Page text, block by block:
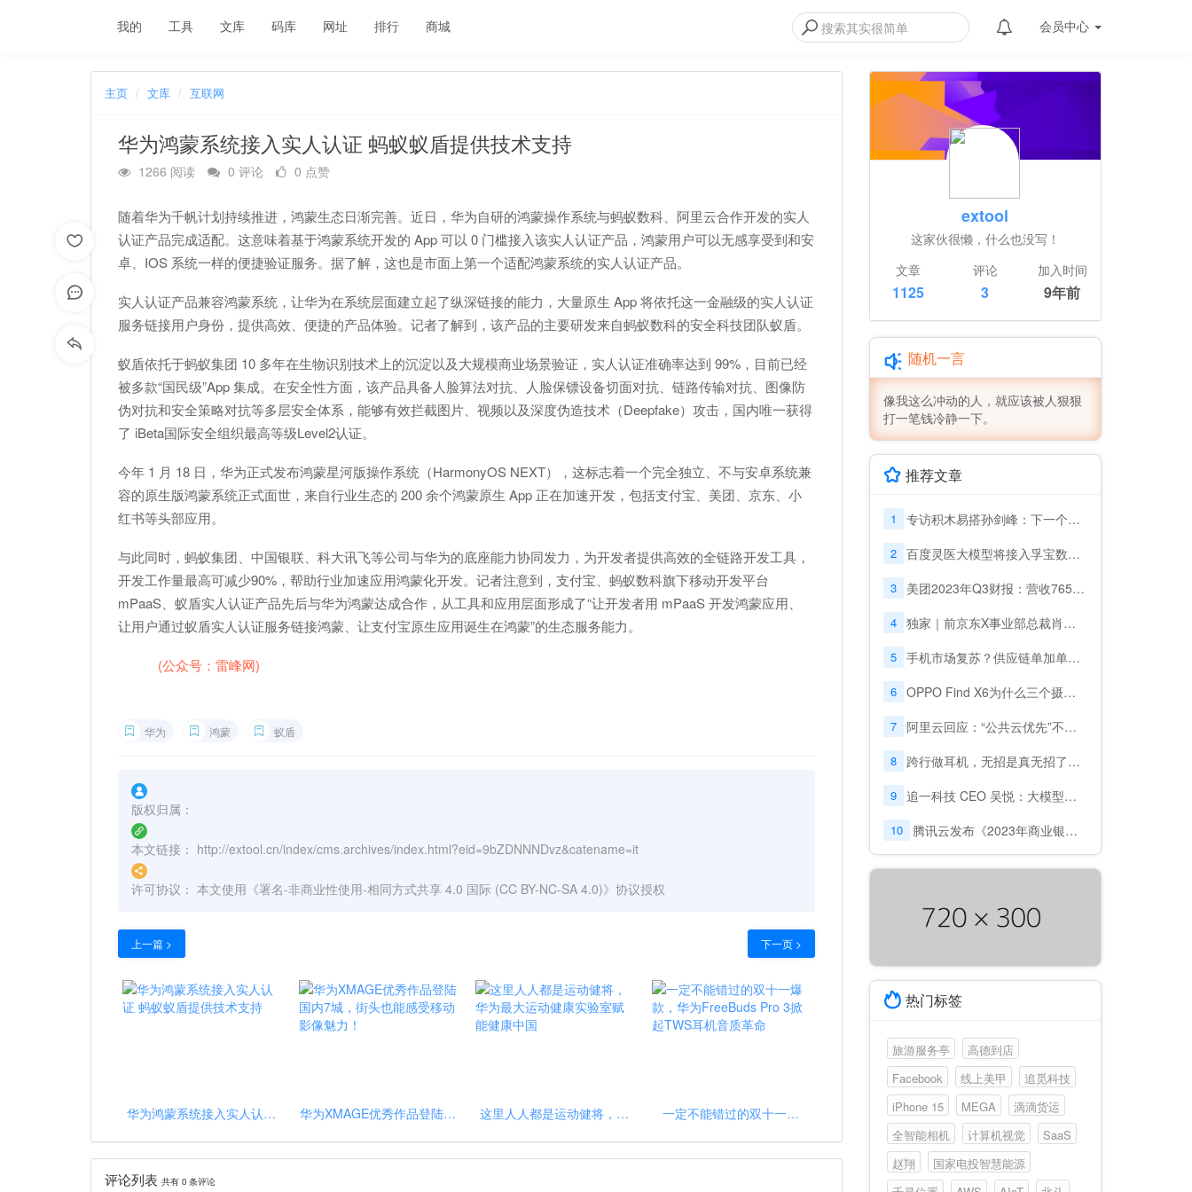
我的 工具 文库 码库 网址 排行 商城 会员中心
主页 文库 互联网
华为鸿蒙系统接入实人认证 蚂蚁蚁盾提供技术支持
1266 阅读 0 评论 0 点赞
随着华为千帆计划持续推进，鸿蒙生态日渐完善。近日，华为自研的鸿蒙操作系统与蚂蚁数科、阿里云合作开发的实人
认证产品完成适配。这意味着基于鸿蒙系统开发的 App 可以 0 门槛接入该实人认证产品，鸿蒙用户可以无感享受到和安
卓、IOS 系统一样的便捷验证服务。据了解，这也是市面上第一个适配鸿蒙系统的实人认证产品。
实人认证产品兼容鸿蒙系统，让华为在系统层面建立起了纵深链接的能力，大量原生 App 将依托这一金融级的实人认证
服务链接用户身份，提供高效、便捷的产品体验。记者了解到，该产品的主要研发来自蚂蚁数科的安全科技团队蚁盾。
蚁盾依托于蚂蚁集团 10 多年在生物识别技术上的沉淀以及大规模商业场景验证，实人认证准确率达到 99%，目前已经
被多款“国民级”App 集成。在安全性方面，该产品具备人脸算法对抗、人脸保镖设备切面对抗、链路传输对抗、图像防
伪对抗和安全策略对抗等多层安全体系，能够有效拦截图片、视频以及深度伪造技术（Deepfake）攻击，国内唯一获得
了 iBeta国际安全组织最高等级Level2认证。
今年 1 月 18 日，华为正式发布鸿蒙星河版操作系统（HarmonyOS NEXT），这标志着一个完全独立、不与安卓系统兼
容的原生版鸿蒙系统正式面世，来自行业生态的 200 余个鸿蒙原生 App 正在加速开发，包括支付宝、美团、京东、小
红书等头部应用。
与此同时，蚂蚁集团、中国银联、科大讯飞等公司与华为的底座能力协同发力，为开发者提供高效的全链路开发工具，
开发工作量最高可减少90%，帮助行业加速应用鸿蒙化开发。记者注意到，支付宝、蚂蚁数科旗下移动开发平台
mPaaS、蚁盾实人认证产品先后与华为鸿蒙达成合作，从工具和应用层面形成了“让开发者用 mPaaS 开发鸿蒙应用、
让用户通过蚁盾实人认证服务链接鸿蒙、让支付宝原生应用诞生在鸿蒙”的生态服务能力。
(公众号：雷峰网)
华为 鸿蒙 蚁盾
版权归属：
本文链接： http://extool.cn/index/cms.archives/index.html?eid=9bZDNNNDvz&catename=it
许可协议： 本文使用《署名-非商业性使用-相同方式共享 4.0 国际 (CC BY-NC-SA 4.0)》协议授权
上一篇 > 下一页 >
华为鸿蒙系统接入实人认证 华为XMAGE优秀作品登陆国
像魅力！
这里人人都是运动健将，华
健康中国
一定不能错过的双十一爆
起TWS耳机音质革命
评论列表 共有 0 条评论
extool
这家伙很懒，什么也没写！
文章
1125
评论
3
加入时间
9年前
随机一言
像我这么冲动的人，就应该被人狠狠
打一笔钱冷静一下。
推荐文章
1 专访积木易搭孙剑峰：下一个堪比“人脸识别”的机会在哪里？
2 百度灵医大模型将接入孚宝数十万台康养服务机器人，助力适老化改革
3 美团2023年Q3财报：营收765亿元 即时零售订单量增至62亿笔
4 独家｜前京东X事业部总裁肖军融资2亿，创办仓储机器人公司
5 手机市场复苏？供应链单加单，运营商重启新一轮5G补贴
6 OPPO Find X6为什么三个摄像头都是主摄？
7 阿里云回应：“公共云优先”不意味着放弃政企市场
8 跨行做耳机，无招是真无招了吗？
9 追一科技 CEO 吴悦：大模型落地，场景、成本及效果，缺一不可
10 腾讯云发布《2023年商业银行风控趋势调研报告》: 金融风控迈入“模型对抗”时代
热门标签
旅游服务亭
高德到店
Facebook
线上美甲
追觅科技
iPhone 15
MEGA
滴滴货运
全智能相机
计算机视觉
SaaS
赵翔
国家电投智慧能源